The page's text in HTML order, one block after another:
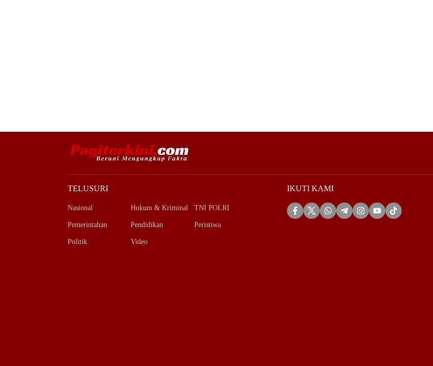
TELUSURI
Nasional Hukum & Kriminal TNI POLRI
Pemerintahan Pendidikan Peristiwa
Politik Video
IKUTI KAMI